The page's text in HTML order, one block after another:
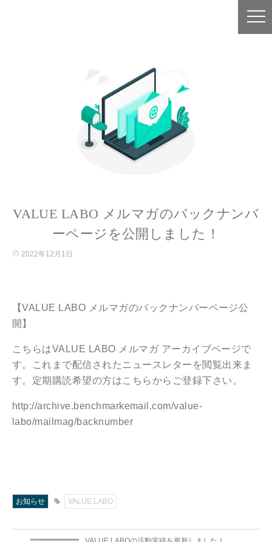
VALUE LABO メルマガのバックナンバ
ーページを公開しました！
2022年12月1日
【VALUE LABO メルマガのバックナンバーページ公
開】
こちらはVALUE LABO メルマガ アーカイブページで
す。これまで配信されたニュースレターを閲覧出来ま
す。定期購読希望の方はこちら からご登録下さい。
http://archive.benchmarkemail.com/value-
labo/mailmag/backnumber
お知らせ VALUE LABO